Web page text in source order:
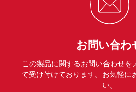
お問い合わ
この製品に関するお問い合わせを
で受け付けております。お気軽に
い。